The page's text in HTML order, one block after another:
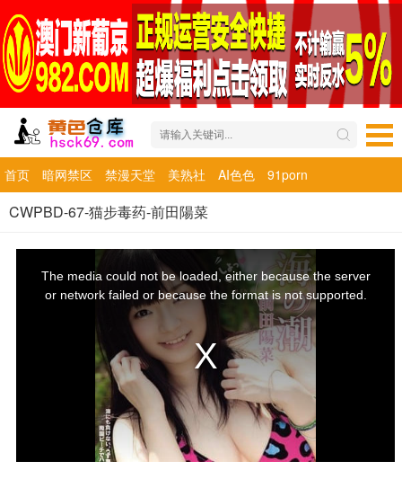
首页 暗网禁区 禁漫天堂 美熟社 AI色色 91porn
CWPBD-67-猫步毒药-前田陽菜